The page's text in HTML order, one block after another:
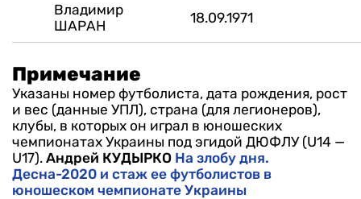
Владимир
ШАРАН
18.09.1971
Примечание
Указаны номер футболиста, дата рождения, рост
и вес (данные УПЛ), страна (для легионеров),
клубы, в которых он играл в юношеских
чемпионатах Украины под эгидой ДЮФЛУ (U14 —
U17). Андрей КУДЫРКО На злобу дня.
Десна-2020 и стаж ее футболистов в
юношеском чемпионате Украины